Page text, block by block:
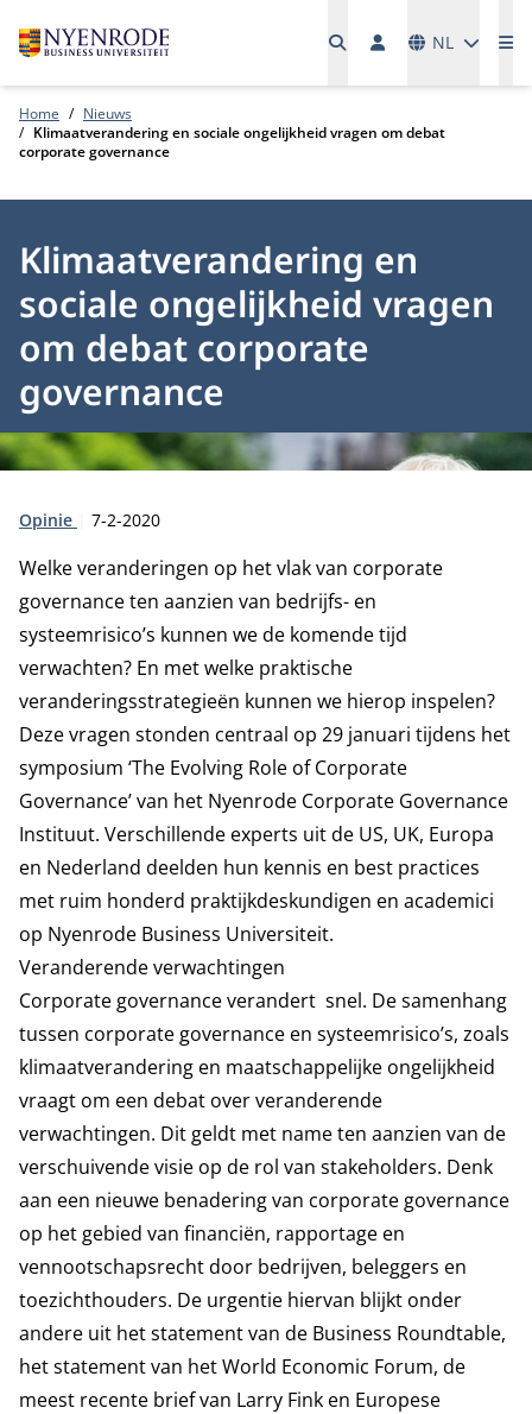
NL
Home
Nieuws
Klimaatverandering en sociale ongelijkheid vragen om debat
corporate governance
Klimaatverandering en
sociale ongelijkheid vragen
om debat corporate
governance
Type:
Opinie Publicatiedatum:
7-2-2020
Welke veranderingen op het vlak van corporate
governance ten aanzien van bedrijfs- en
systeemrisico’s kunnen we de komende tijd
verwachten? En met welke praktische
veranderingsstrategieën kunnen we hierop inspelen?
Deze vragen stonden centraal op 29 januari tijdens het
symposium ‘The Evolving Role of Corporate
Governance’ van het Nyenrode Corporate Governance
Instituut. Verschillende experts uit de US, UK, Europa
en Nederland deelden hun kennis en best practices
met ruim honderd praktijkdeskundigen en academici
op Nyenrode Business Universiteit.
Veranderende verwachtingen
Corporate governance verandert snel. De samenhang
tussen corporate governance en systeemrisico’s, zoals
klimaatverandering en maatschappelijke ongelijkheid
vraagt om een debat over veranderende
verwachtingen. Dit geldt met name ten aanzien van de
verschuivende visie op de rol van stakeholders. Denk
aan een nieuwe benadering van corporate governance
op het gebied van financiën, rapportage en
vennootschapsrecht door bedrijven, beleggers en
toezichthouders. De urgentie hiervan blijkt onder
andere uit hetstatementvan de Business Roundtable,
hetstatementvan het World Economic Forum, de
meest recente briefvan Larry Fink en Europese